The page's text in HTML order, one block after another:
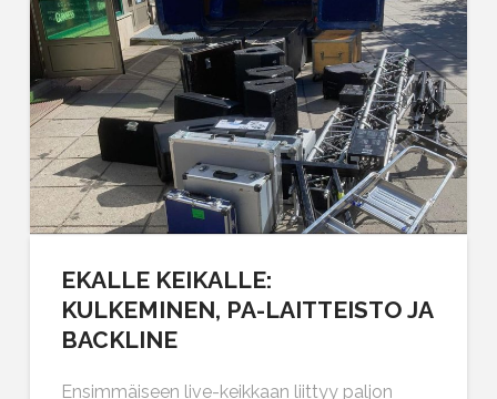
EKALLE KEIKALLE:
KULKEMINEN, PA-LAITTEISTO JA
BACKLINE
Ensimmäiseen live-keikkaan liittyy paljon